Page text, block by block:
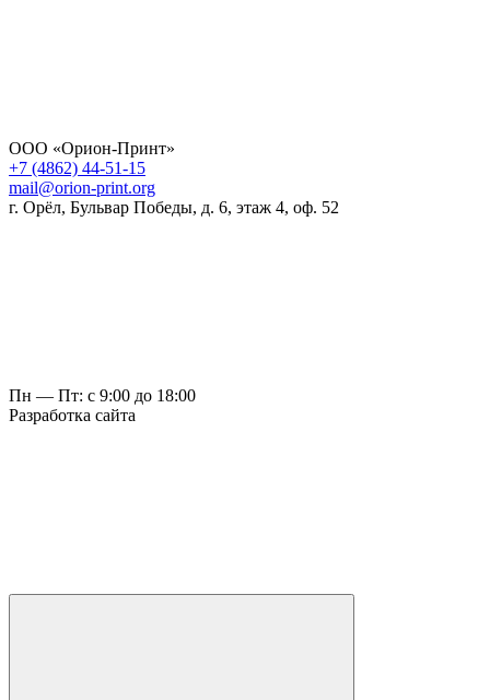
ООО «Орион-Принт»
+7 (4862) 44-51-15
mail@orion-print.org
г. Орёл, Бульвар Победы, д. 6, этаж 4, оф. 52
Пн — Пт: с 9:00 до 18:00
Разработка сайта